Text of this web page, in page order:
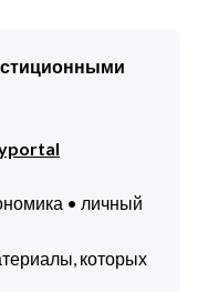
• личный
которых